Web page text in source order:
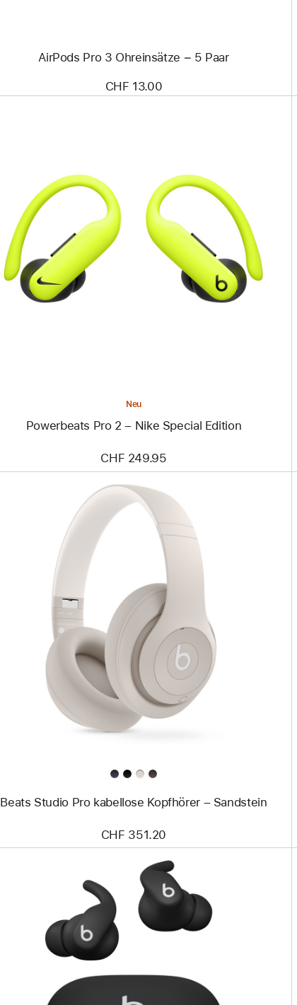
AirPods Pro 3 Ohreinsätze − 5 Paar
CHF 13.00
Zurück
Bild
Powerbeats
Neu
Powerbeats Pro 2 – Nike Special Edition
CHF 249.95
Zurück
Bild
Beats Studio Pro
kabellose
Kopfhörer
Sandstein
Beats Studio Pro kabellose Kopfhörer – Sandstein
CHF 351.20
Zurück